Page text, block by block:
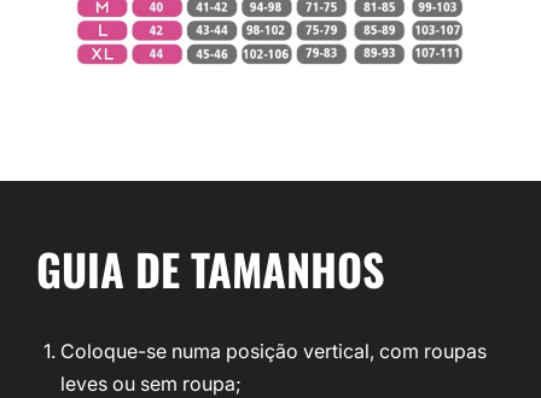
GUIA DE TAMANHOS
Coloque-se numa posição vertical, com roupas
leves ou sem roupa;